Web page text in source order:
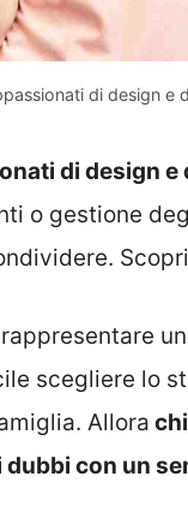
di design e
di design e
o gestione
scegliere lo
Allora
con un